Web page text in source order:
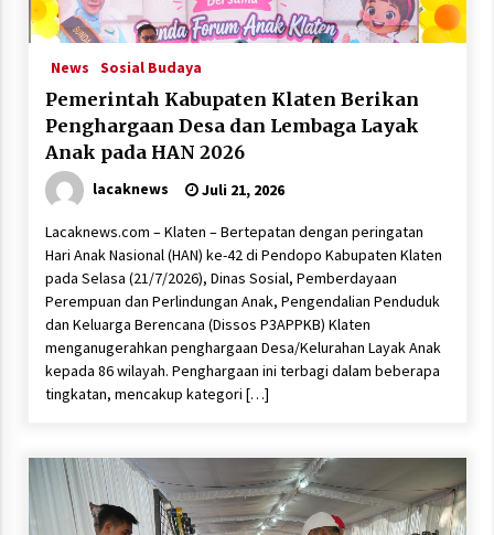
News Sosial Budaya
Pemerintah Kabupaten Klaten Berikan
Penghargaan Desa dan Lembaga Layak
Anak pada HAN 2026
lacaknews Juli 21, 2026
Lacaknews.com – Klaten – Bertepatan dengan peringatan
Hari Anak Nasional (HAN) ke-42 di Pendopo Kabupaten Klaten
pada Selasa (21/7/2026), Dinas Sosial, Pemberdayaan
Perempuan dan Perlindungan Anak, Pengendalian Penduduk
dan Keluarga Berencana (Dissos P3APPKB) Klaten
menganugerahkan penghargaan Desa/Kelurahan Layak Anak
kepada 86 wilayah. Penghargaan ini terbagi dalam beberapa
tingkatan, mencakup kategori […]